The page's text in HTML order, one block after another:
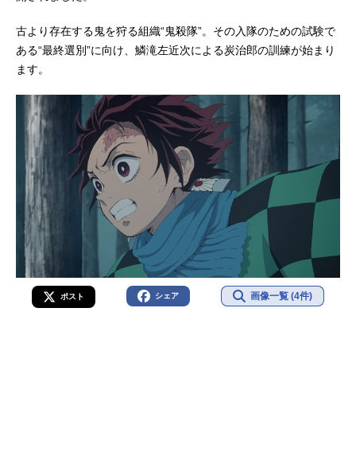
古より存在する鬼を狩る組織“鬼殺隊”。その入隊のための試験で
ある“最終選別”に向け、鱗滝左近次による炭治郎の訓練が始まり
ます。
ポスト シェア 画像一覧 (4件)